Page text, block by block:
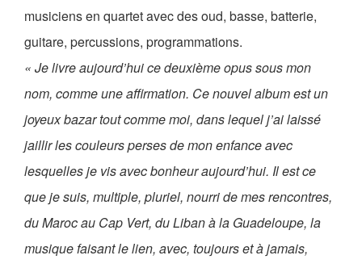
musiciens en quartet avec des oud, basse, batterie,
guitare, percussions, programmations.
« Je livre aujourd’hui ce deuxième opus sous mon
nom, comme une affirmation. Ce nouvel album est un
joyeux bazar tout comme moi, dans lequel j’ai laissé
jaillir les couleurs perses de mon enfance avec
lesquelles je vis avec bonheur aujourd’hui. Il est ce
que je suis, multiple, pluriel, nourri de mes rencontres,
du Maroc au Cap Vert, du Liban à la Guadeloupe, la
musique faisant le lien, avec, toujours et à jamais,